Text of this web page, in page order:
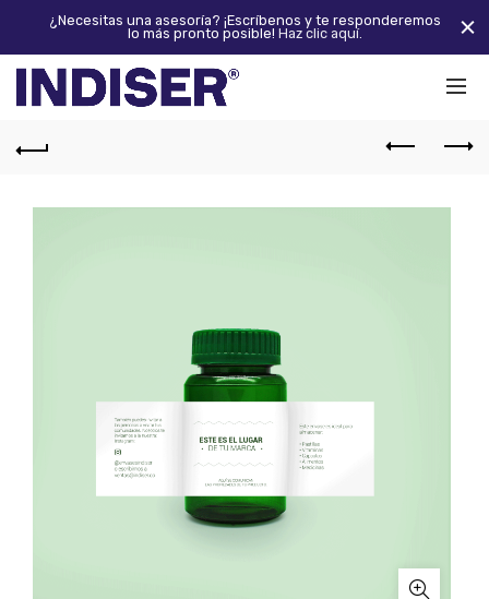
¿Necesitas una asesoría? ¡Escríbenos y te responderemos
lo más pronto posible! Haz clic aquí.